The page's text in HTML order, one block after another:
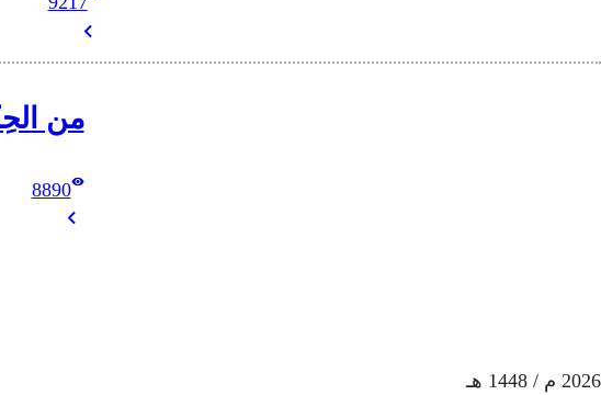
من
8890
2026 م / 1448 هـ